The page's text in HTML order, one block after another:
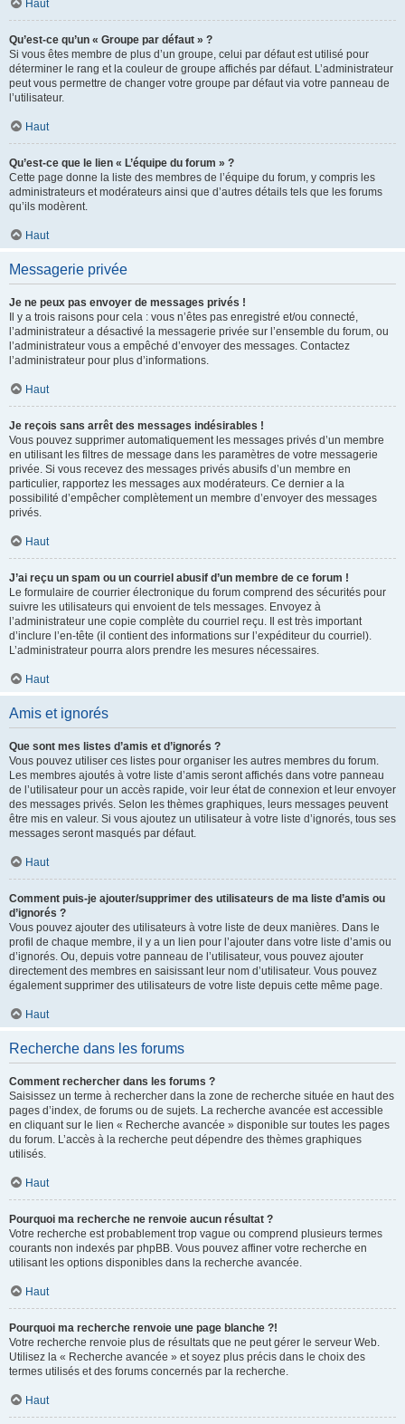
Haut
Qu’est-ce qu’un « Groupe par défaut » ?
Si vous êtes membre de plus d’un groupe, celui par défaut est utilisé pour
déterminer le rang et la couleur de groupe affichés par défaut. L’administrateur
peut vous permettre de changer votre groupe par défaut via votre panneau de
l’utilisateur.
Haut
Qu’est-ce que le lien « L’équipe du forum » ?
Cette page donne la liste des membres de l’équipe du forum, y compris les
administrateurs et modérateurs ainsi que d’autres détails tels que les forums
qu’ils modèrent.
Haut
Messagerie privée
Je ne peux pas envoyer de messages privés !
Il y a trois raisons pour cela : vous n’êtes pas enregistré et/ou connecté,
l’administrateur a désactivé la messagerie privée sur l’ensemble du forum, ou
l’administrateur vous a empêché d’envoyer des messages. Contactez
l’administrateur pour plus d’informations.
Haut
Je reçois sans arrêt des messages indésirables !
Vous pouvez supprimer automatiquement les messages privés d’un membre
en utilisant les filtres de message dans les paramètres de votre messagerie
privée. Si vous recevez des messages privés abusifs d’un membre en
particulier, rapportez les messages aux modérateurs. Ce dernier a la
possibilité d’empêcher complètement un membre d’envoyer des messages
privés.
Haut
J’ai reçu un spam ou un courriel abusif d’un membre de ce forum !
Le formulaire de courrier électronique du forum comprend des sécurités pour
suivre les utilisateurs qui envoient de tels messages. Envoyez à
l’administrateur une copie complète du courriel reçu. Il est très important
d’inclure l’en-tête (il contient des informations sur l’expéditeur du courriel).
L’administrateur pourra alors prendre les mesures nécessaires.
Haut
Amis et ignorés
Que sont mes listes d’amis et d’ignorés ?
Vous pouvez utiliser ces listes pour organiser les autres membres du forum.
Les membres ajoutés à votre liste d’amis seront affichés dans votre panneau
de l’utilisateur pour un accès rapide, voir leur état de connexion et leur envoyer
des messages privés. Selon les thèmes graphiques, leurs messages peuvent
être mis en valeur. Si vous ajoutez un utilisateur à votre liste d’ignorés, tous ses
messages seront masqués par défaut.
Haut
Comment puis-je ajouter/supprimer des utilisateurs de ma liste d’amis ou
d’ignorés ?
Vous pouvez ajouter des utilisateurs à votre liste de deux manières. Dans le
profil de chaque membre, il y a un lien pour l’ajouter dans votre liste d’amis ou
d’ignorés. Ou, depuis votre panneau de l’utilisateur, vous pouvez ajouter
directement des membres en saisissant leur nom d’utilisateur. Vous pouvez
également supprimer des utilisateurs de votre liste depuis cette même page.
Haut
Recherche dans les forums
Comment rechercher dans les forums ?
Saisissez un terme à rechercher dans la zone de recherche située en haut des
pages d’index, de forums ou de sujets. La recherche avancée est accessible
en cliquant sur le lien « Recherche avancée » disponible sur toutes les pages
du forum. L’accès à la recherche peut dépendre des thèmes graphiques
utilisés.
Haut
Pourquoi ma recherche ne renvoie aucun résultat ?
Votre recherche est probablement trop vague ou comprend plusieurs termes
courants non indexés par phpBB. Vous pouvez affiner votre recherche en
utilisant les options disponibles dans la recherche avancée.
Haut
Pourquoi ma recherche renvoie une page blanche ?!
Votre recherche renvoie plus de résultats que ne peut gérer le serveur Web.
Utilisez la « Recherche avancée » et soyez plus précis dans le choix des
termes utilisés et des forums concernés par la recherche.
Haut